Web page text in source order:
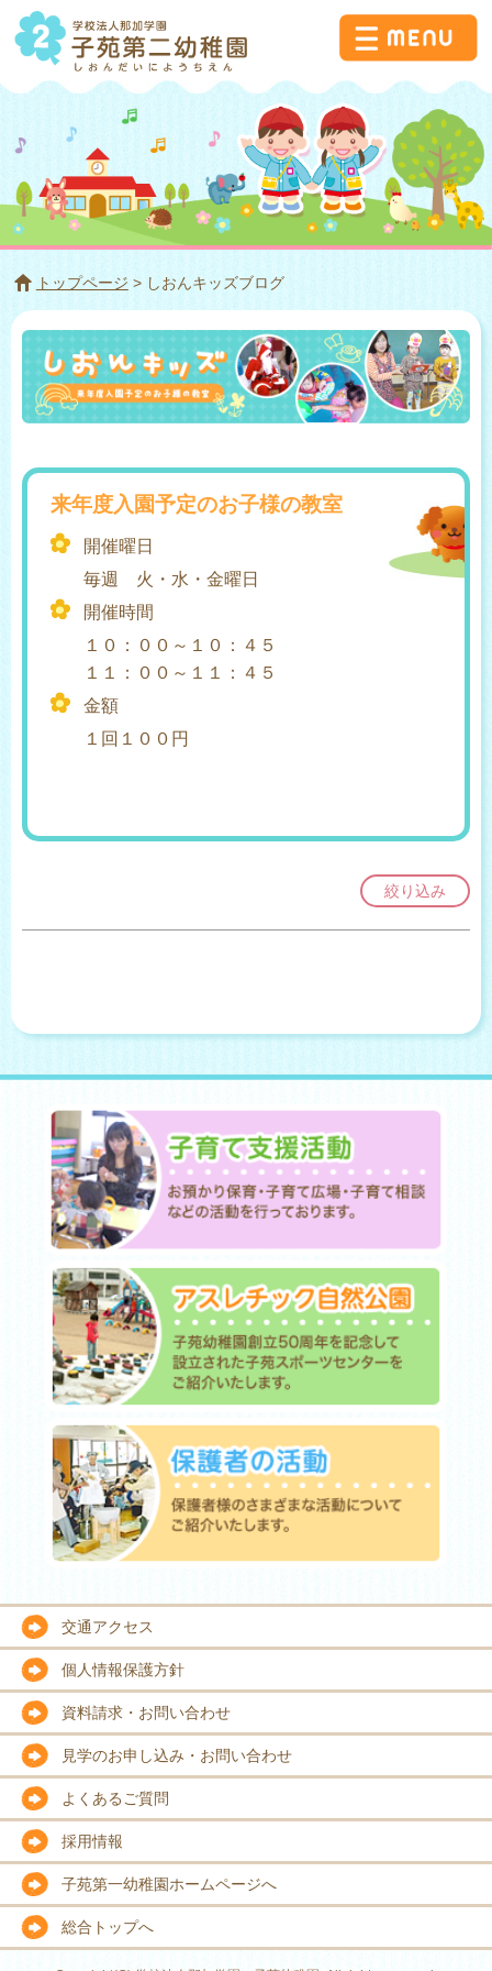
トップページ > しおんキッズブログ
来年度入園予定のお子様の教室
開催曜日
毎週 火・水・金曜日
開催時間
１０：００～１０：４５
１１：００～１１：４５
金額
１回１００円
絞り込み
交通アクセス
個人情報保護方針
資料請求・お問い合わせ
見学のお申し込み・お問い合わせ
よくあるご質問
採用情報
子苑第一幼稚園ホームページへ
総合トップへ